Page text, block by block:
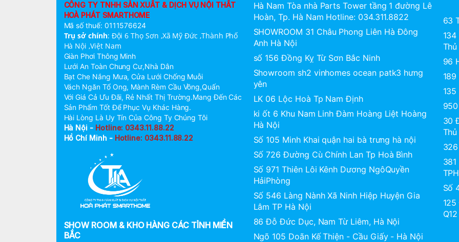
CÔNG TY TNHH SẢN XUẤT & DỊCH VỤ NỘI THẤT
HOÀ PHÁT SMARTHOME
Mã số thuế: 0111576624
Trụ sở chính: Đội 6 Thọ Sơn ,Xã Mỹ Đức ,Thành Phố
Hà Nội ,Việt Nam
Giàn Phơi Thông Minh
Lưới An Toàn Chung Cư,Nhà Dân
Bạt Che Nắng Mưa, Cửa Lưới Chống Muỗi
Vách Ngăn Tổ Ong, Mành Rèm Cầu Vồng,Quấn
Với Giá Cả Ưu Đãi, Rẻ Nhất Thị Trường.Mang Đến Các
Sản Phẩm Tốt Để Phục Vụ Khác Hàng.
Hài Lòng Là Uy Tín Của Công Ty Chúng Tôi
Hà Nội - Hotline: 0343.11.88.22
Hồ Chí Minh - Hotline: 0343.11.88.22
SHOW ROOM & KHO HÀNG CÁC TỈNH MIỀN
BẮC
Hà Nam Tòa nhà Parts Tower tầng 1 đường Lê
Hoàn, Tp. Hà Nam Hotline: 034.311.8822
SHOWROOM 31 Châu Phong Liên Hà Đông
Anh Hà Nội
số 156 Đồng Kỵ Từ Sơn Bắc Ninh
Showroom sh2 vinhomes ocean patk3 hưng
yên
LK 06 Lộc Hoà Tp Nam Định
ki ốt 6 Khu Nam Linh Đàm Hoàng Liệt Hoàng
Hà Nội
Số 105 Minh Khai quận hai bà trưng hà nội
Số 726 Đường Cù Chính Lan Tp Hoà Bình
Số 971 Thiên Lôi Kênh Dương NgôQuyền
HảiPhòng
Số 546 Làng Nành Xã Ninh Hiệp Huyện Gia
Lâm TP Hà Nội
86 Đỗ Đức Dục, Nam Từ Liêm, Hà Nội
Ngõ 105 Doãn Kế Thiện - Cầu Giấy - Hà Nội
63
96
30
Số